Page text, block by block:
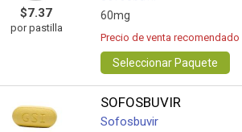
$7.37
por pastilla
60mg
Precio de venta
Seleccionar Paquete
SOFOSBUVIR
Sofosbuvir